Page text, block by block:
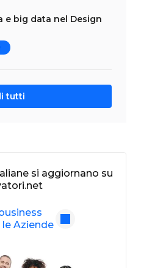
e big data nel Design
tutti
si aggiornano su
Aziende